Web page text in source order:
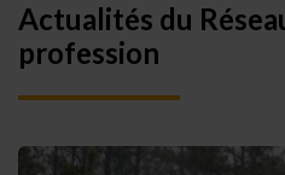
Actualités du
profession